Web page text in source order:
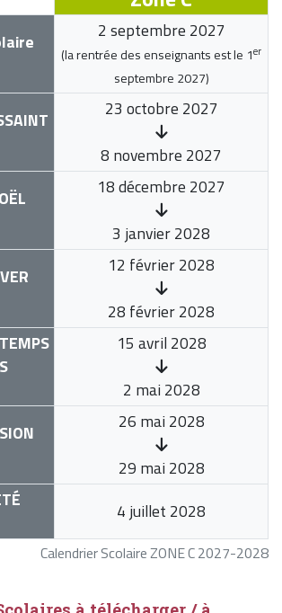
Calendrier Scolaire ZONE C 2027-2028
2 septembre 2027
(la rentrée des enseignants est le 1er
septembre 2027)
23 octobre 2027
8 novembre 2027
18 décembre 2027
3 janvier 2028
12 février 2028
28 février 2028
15 avril 2028
2 mai 2028
26 mai 2028
29 mai 2028
4 juillet 2028